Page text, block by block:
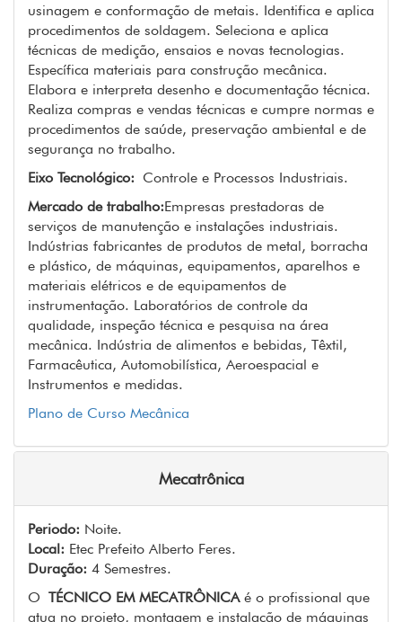
usinagem e conformação de metais. Identifica e aplica
procedimentos de soldagem. Seleciona e aplica
técnicas de medição, ensaios e novas tecnologias.
Específica materiais para construção mecânica.
Elabora e interpreta desenho e documentação técnica.
Realiza compras e vendas técnicas e cumpre normas e
procedimentos de saúde, preservação ambiental e de
segurança no trabalho.
Eixo Tecnológico: Controle e Processos Industriais.
Mercado de trabalho:Empresas prestadoras de
serviços de manutenção e instalações industriais.
Indústrias fabricantes de produtos de metal, borracha
e plástico, de máquinas, equipamentos, aparelhos e
materiais elétricos e de equipamentos de
instrumentação. Laboratórios de controle da
qualidade, inspeção técnica e pesquisa na área
mecânica. Indústria de alimentos e bebidas, Têxtil,
Farmacêutica, Automobilística, Aeroespacial e
Instrumentos e medidas.
Plano de Curso Mecânica
Mecatrônica
Periodo: Noite.
Local: Etec Prefeito Alberto Feres.
Duração: 4 Semestres.
O TÉCNICO EM MECATRÔNICA é o profissional que
atua no projeto, montagem e instalação de máquinas